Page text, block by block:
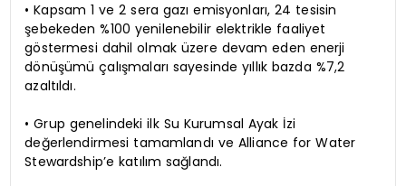
• Kapsam 1 ve 2 sera gazı emisyonları, 24 tesisin
şebekeden %100 yenilenebilir elektrikle faaliyet
göstermesi dahil olmak üzere devam eden enerji
dönüşümü çalışmaları sayesinde yıllık bazda %7,2
azaltıldı.
• Grup genelindeki ilk Su Kurumsal Ayak İzi
değerlendirmesi tamamlandı ve Alliance for Water
Stewardship’e katılım sağlandı.